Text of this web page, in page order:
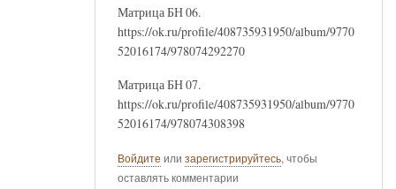
Матрица БН 06.
https://ok.ru/profile/408735931950/album/9770
52016174/978074292270
Матрица БН 07.
https://ok.ru/profile/408735931950/album/9770
52016174/978074308398
Войдите или зарегистрируйтесь, чтобы
оставлять комментарии